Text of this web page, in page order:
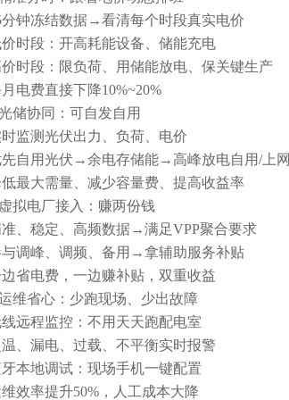
分钟冻结数据→看清每个时段真实电价
时段：开高耗能设备、储能充电
时段：限负荷、用储能放电、保关键生产
电费直接下降10%~20%
储协同：可自发自用
监测光伏出力、负荷、电价
自用光伏→余电存储能→高峰放电自用/上网
最大需量、减少容量费、提高收益率
拟电厂接入：赚两份钱
、稳定、高频数据→满足VPP聚合要求
调峰、调频、备用→拿辅助服务补贴
省电费，一边赚补贴，双重收益
维省心：少跑现场、少出故障
远程监控：不用天天跑配电室
、漏电、过载、不平衡实时报警
本地调试：现场手机一键配置
效率提升50%，人工成本大降